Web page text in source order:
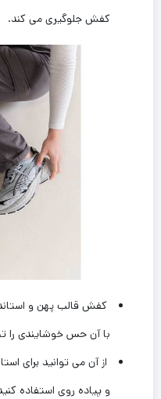
کفش جلوگیری می کند.
کفش قالب پهن و
با آن ‌حس خوشایندی را
از آن می توانید برای
و پیاده روی استفاده